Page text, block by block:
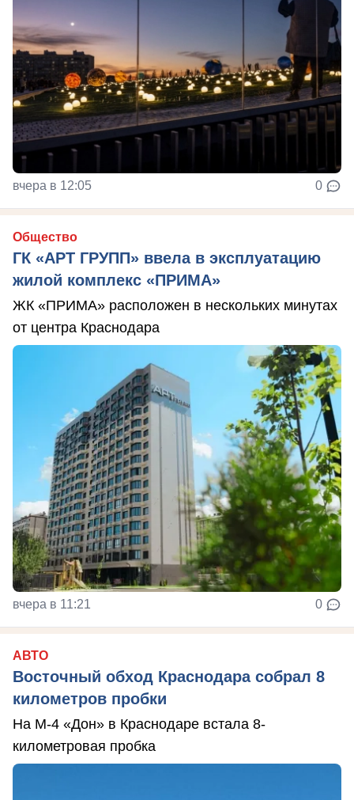
вчера в 12:05 0
Общество
ГК «АРТ ГРУПП» ввела в эксплуатацию
жилой комплекс «ПРИМА»
ЖК «ПРИМА» расположен в нескольких минутах
от центра Краснодара
вчера в 11:21 0
АВТО
Восточный обход Краснодара собрал 8
километров пробки
На М-4 «Дон» в Краснодаре встала 8-
километровая пробка